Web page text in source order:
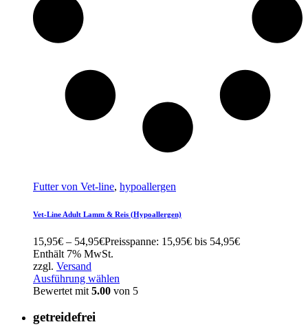
Futter von Vet-line, hypoallergen
Vet-Line Adult Lamm & Reis (Hypoallergen)
15,95€ – 54,95€Preisspanne: 15,95€ bis 54,95€
Enthält 7% MwSt.
zzgl. Versand
Ausführung wählen
Bewertet mit 5.00 von 5
getreidefrei